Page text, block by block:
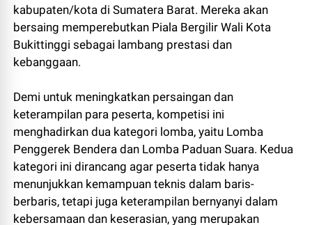
kabupaten/kota di Sumatera Barat. Mereka akan
bersaing memperebutkan Piala Bergilir Wali Kota
Bukittinggi sebagai lambang prestasi dan
kebanggaan.
Demi untuk meningkatkan persaingan dan
keterampilan para peserta, kompetisi ini
menghadirkan dua kategori lomba, yaitu Lomba
Penggerek Bendera dan Lomba Paduan Suara. Kedua
kategori ini dirancang agar peserta tidak hanya
menunjukkan kemampuan teknis dalam baris-
berbaris, tetapi juga keterampilan bernyanyi dalam
kebersamaan dan keserasian, yang merupakan